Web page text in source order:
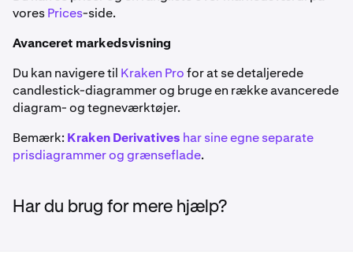
voresPrices-side.
Avanceret markedsvisning
Du kan navigere til Kraken Profor at se detaljerede
candlestick-diagrammer og bruge en række avancerede
diagram- og tegneværktøjer.
Bemærk: Kraken Derivatives har sine egne separate
prisdiagrammer og grænseflade.
Har du brug for mere hjælp?